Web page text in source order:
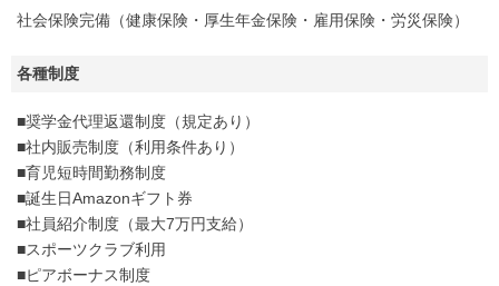
社会保険完備（健康保険・厚生年金保険・雇用保険・労災保険）
各種制度
■奨学金代理返還制度（規定あり）
■社内販売制度（利用条件あり）
■育児短時間勤務制度
■誕生日Amazonギフト券
■社員紹介制度（最大7万円支給）
■スポーツクラブ利用
■ピアボーナス制度